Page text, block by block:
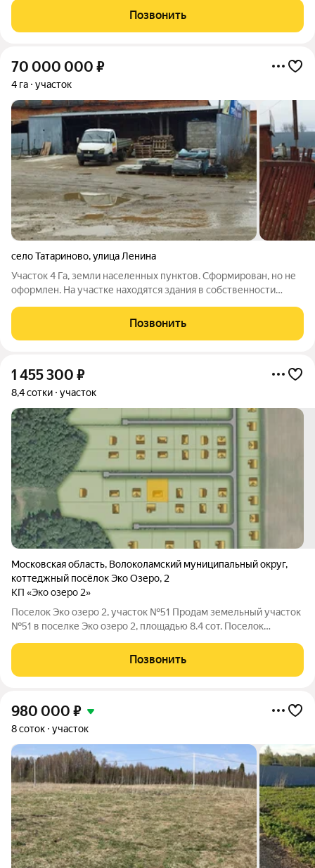
Новорижское шоссе. По границе участка подключены
следующие коммуникации: электричество,
Позвонить
70 000 000 ₽
4 га участок
село Татариново,улица Ленина
Участок 4 Га, земли населенных пунктов. Сформирован, но не
оформлен. На участке находятся здания в собственности
можно выкупить у администрации. Зоны обременения,
помеченные зеленым цветом, это
Позвонить
1 455 300 ₽
8,4 сотки участок
Московская область, Волоколамский муниципальный округ,
коттеджный посёлок Эко Озеро, 2
КП «Эко озеро 2»
Поселок Эко озеро 2, участок №51 Продам земельный участок
№51 в поселке Эко озеро 2, площадью 8.4 сот. Поселок
шоссе. По границе участка подключены следующие
коммуникации: электричество,
Позвонить
980 000 ₽
8 соток участок